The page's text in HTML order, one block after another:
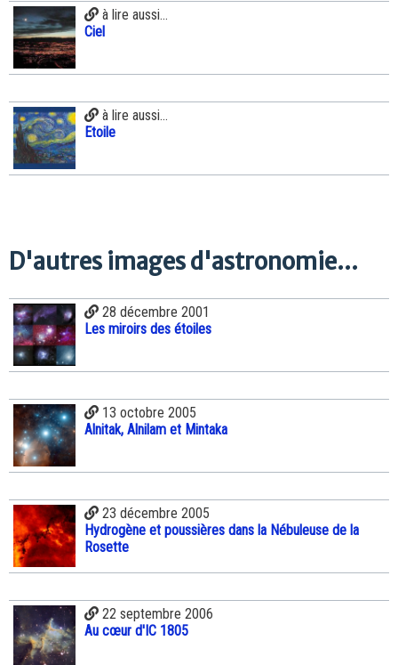
à lire aussi...
Ciel
à lire aussi...
Etoile
D'autres images d'astronomie...
28 décembre 2001
Les miroirs des étoiles
13 octobre 2005
Alnitak, Alnilam et Mintaka
23 décembre 2005
Hydrogène et poussières dans la Nébuleuse de la
Rosette
22 septembre 2006
Au cœur d'IC 1805